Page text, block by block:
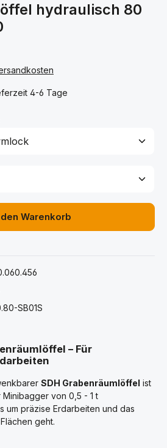
hydraulisch 80
4-6 Tage
den gewünschten Wert ein
den Warenkorb
SB01S
– Für
SDH Grabenräumlöffel ist
von 0,5 - 1 t
um präzise Erdarbeiten und das
geht.